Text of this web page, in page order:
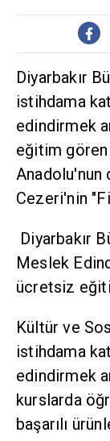
Diyarbakır
istihdama
edindirmek
eğitim
Anadolu'nun
Cezeri'nin
Diyarbakır
Meslek
ücretsiz
Kültür ve
istihdama
edindirmek
kurslarda
başarılı